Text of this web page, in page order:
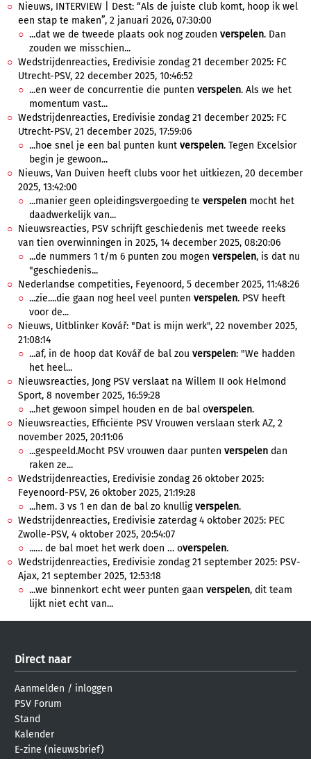
Nieuws, INTERVIEW | Dest: “Als de juiste club komt, hoop ik wel
een stap te maken”, 2 januari 2026, 07:30:00
...dat we de tweede plaats ook nog zouden verspelen. Dan
zouden we misschien...
Wedstrijdenreacties, Eredivisie zondag 21 december 2025: FC
Utrecht-PSV, 22 december 2025, 10:46:52
...en weer de concurrentie die punten verspelen. Als we het
momentum vast...
Wedstrijdenreacties, Eredivisie zondag 21 december 2025: FC
Utrecht-PSV, 21 december 2025, 17:59:06
...hoe snel je een bal punten kunt verspelen. Tegen Excelsior
begin je gewoon...
Nieuws, Van Duiven heeft clubs voor het uitkiezen, 20 december
2025, 13:42:00
...manier geen opleidingsvergoeding te verspelen mocht het
daadwerkelijk van...
Nieuwsreacties, PSV schrijft geschiedenis met tweede reeks
van tien overwinningen in 2025, 14 december 2025, 08:20:06
...de nummers 1 t/m 6 punten zou mogen verspelen, is dat nu
"geschiedenis...
Nederlandse competities, Feyenoord, 5 december 2025, 11:48:26
...zie....die gaan nog heel veel punten verspelen. PSV heeft
voor de...
Nieuws, Uitblinker Kovář: "Dat is mijn werk", 22 november 2025,
21:08:14
...af, in de hoop dat Kovář de bal zou verspelen: "We hadden
het heel...
Nieuwsreacties, Jong PSV verslaat na Willem II ook Helmond
Sport, 8 november 2025, 16:59:28
...het gewoon simpel houden en de bal overspelen.
Nieuwsreacties, Efficiënte PSV Vrouwen verslaan sterk AZ, 2
november 2025, 20:11:06
...gespeeld.Mocht PSV vrouwen daar punten verspelen dan
raken ze...
Wedstrijdenreacties, Eredivisie zondag 26 oktober 2025:
Feyenoord-PSV, 26 oktober 2025, 21:19:28
...hem. 3 vs 1 en dan de bal zo knulligverspelen.
Wedstrijdenreacties, Eredivisie zaterdag 4 oktober 2025: PEC
Zwolle-PSV, 4 oktober 2025, 20:54:07
...… de bal moet het werk doen … overspelen.
Wedstrijdenreacties, Eredivisie zondag 21 september 2025: PSV-
Ajax, 21 september 2025, 12:53:18
...we binnenkort echt weer punten gaan verspelen, dit team
lijkt niet echt van...
Direct naar
Aanmelden / inloggen
PSV Forum
Stand
Kalender
E-zine (nieuwsbrief)